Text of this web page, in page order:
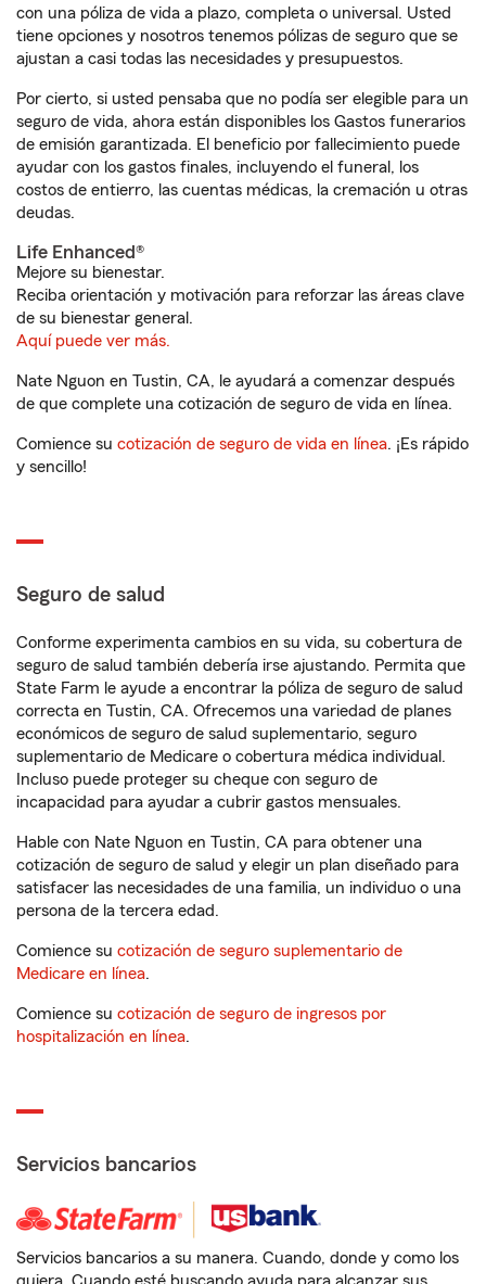
con una póliza de vida a plazo, completa o universal. Usted
tiene opciones y nosotros tenemos pólizas de seguro que se
ajustan a casi todas las necesidades y presupuestos.
Por cierto, si usted pensaba que no podía ser elegible para un
seguro de vida, ahora están disponibles los Gastos funerarios
de emisión garantizada. El beneficio por fallecimiento puede
ayudar con los gastos finales, incluyendo el funeral, los
costos de entierro, las cuentas médicas, la cremación u otras
deudas.
Life Enhanced®
Mejore su bienestar.
Reciba orientación y motivación para reforzar las áreas clave
de su bienestar general.
Aquí puede ver más.
Nate Nguon en Tustin, CA, le ayudará a comenzar después
de que complete una cotización de seguro de vida en línea.
Comience su cotización de seguro de vida en línea. ¡Es rápido
y sencillo!
Seguro de salud
Conforme experimenta cambios en su vida, su cobertura de
seguro de salud también debería irse ajustando. Permita que
State Farm le ayude a encontrar la póliza de seguro de salud
correcta en Tustin, CA. Ofrecemos una variedad de planes
económicos de seguro de salud suplementario, seguro
suplementario de Medicare o cobertura médica individual.
Incluso puede proteger su cheque con seguro de
incapacidad para ayudar a cubrir gastos mensuales.
Hable con Nate Nguon en Tustin, CA para obtener una
cotización de seguro de salud y elegir un plan diseñado para
satisfacer las necesidades de una familia, un individuo o una
persona de la tercera edad.
Comience su cotización de seguro suplementario de
Medicare en línea.
Comience su cotización de seguro de ingresos por
hospitalización en línea.
Servicios bancarios
Servicios bancarios a su manera. Cuando, donde y como los